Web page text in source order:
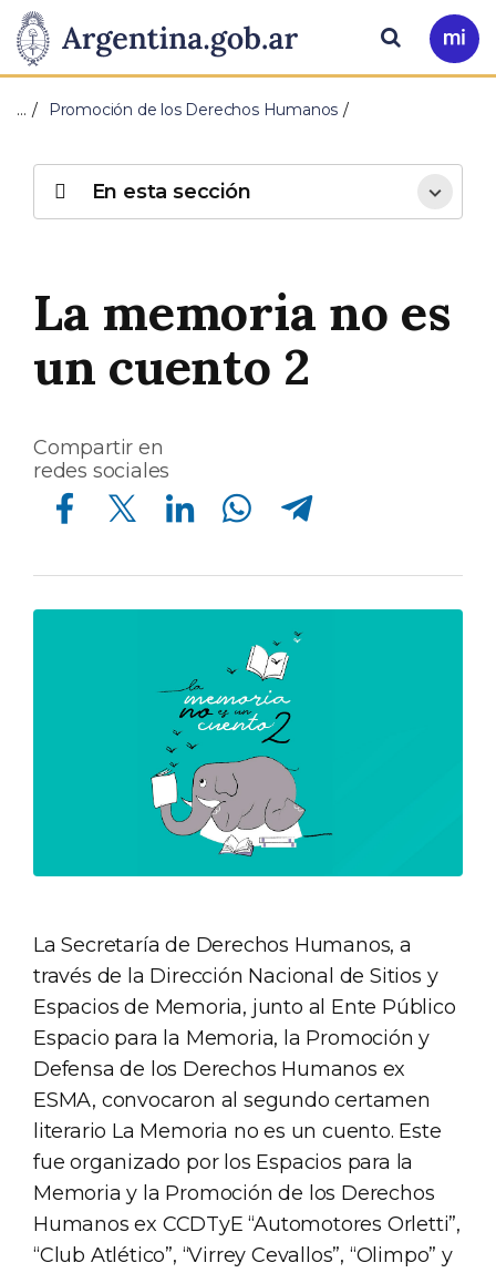
Presidencia
de
Nación
Pasar al contenido principal
Ir
a
Buscar
… Promoción de los Derechos Humanos
La memoria no es
un cuento 2
Compartir en
redes sociales
Compartir en Facebook Compartir en Twitter Compartir en Linkedin Compartir en Whatsapp Compartir en Telegram
La Secretaría de Derechos Humanos, a
través de la Dirección Nacional de Sitios y
Espacios de Memoria, junto al Ente Público
Espacio para la Memoria, la Promoción y
Defensa de los Derechos Humanos ex
ESMA, convocaron al segundo certamen
literario La Memoria no es un cuento. Este
fue organizado por los Espacios para la
Memoria y la Promoción de los Derechos
Humanos ex CCDTyE “Automotores Orletti”,
“Club Atlético”, “Virrey Cevallos”, “Olimpo” y
En esta sección